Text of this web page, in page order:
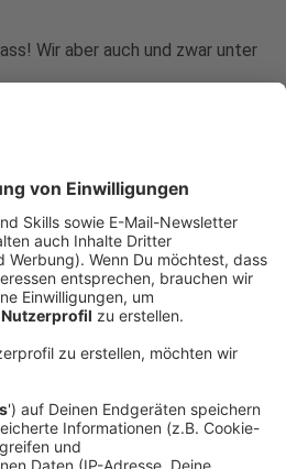
Wir aber auch und zwar unter
per Whatsapp
in euren Kontakten.